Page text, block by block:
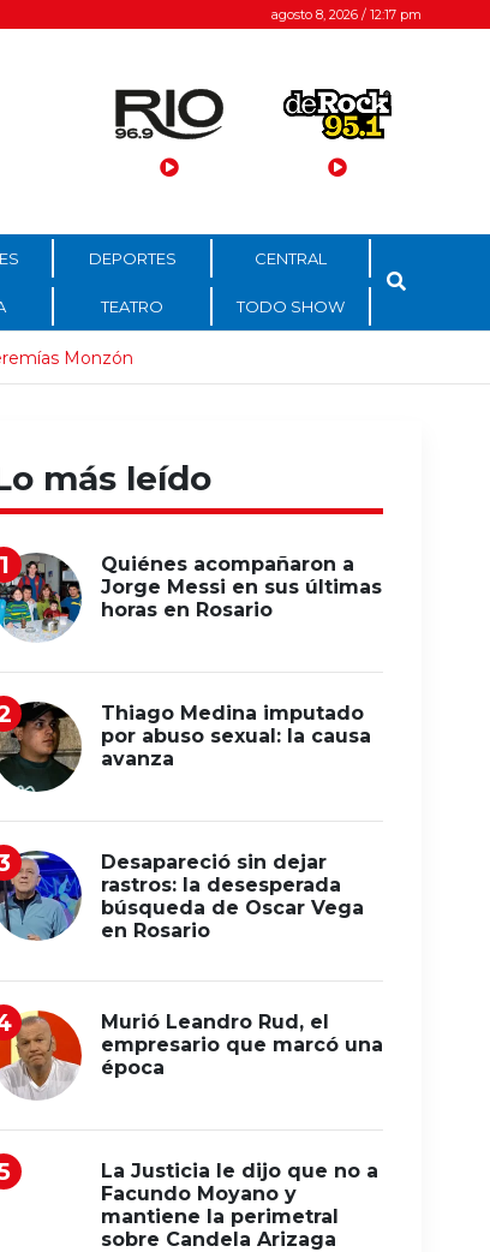
agosto 8, 2026 / 12:17 pm
DEPORTES CENTRAL
TEATRO TODO SHOW
Monzón
más leído
Quiénes acompañaron a
Jorge Messi en sus últimas
horas en Rosario
Thiago Medina imputado
por abuso sexual: la causa
avanza
Desapareció sin dejar
rastros: la desesperada
búsqueda de Oscar Vega
en Rosario
Murió Leandro Rud, el
empresario que marcó una
época
La Justicia le dijo que no a
Facundo Moyano y
mantiene la perimetral
sobre Candela Arizaga